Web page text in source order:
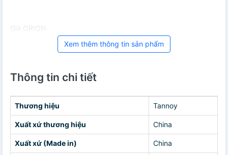
Giá ORION
Xem thêm thông tin sản phẩm
Thông tin chi tiết
Thương hiệu Tannoy
Xuất xứ thương hiệu China
Xuất xứ (Made in) China